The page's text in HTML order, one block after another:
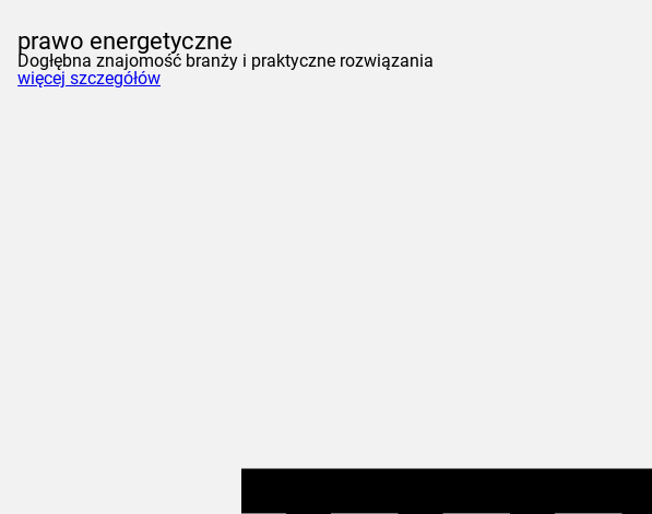
prawo energetyczne
Dogłębna znajomość branży i praktyczne rozwiązania
więcej szczegółów